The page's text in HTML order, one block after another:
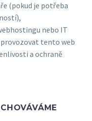
(pokud je potřeba
nebo IT
tento web
a ochraně